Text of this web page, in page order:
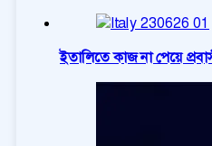
ইতালিতে কাজ না পেয়ে